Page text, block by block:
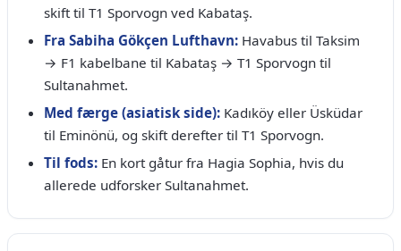
skift til T1 Sporvogn ved Kabataş.
Fra Sabiha Gökçen Lufthavn: Havabus til Taksim
→ F1 kabelbane til Kabataş → T1 Sporvogn til
Sultanahmet.
Med færge (asiatisk side): Kadıköy eller Üsküdar
til Eminönü, og skift derefter til T1 Sporvogn.
Til fods: En kort gåtur fra Hagia Sophia, hvis du
allerede udforsker Sultanahmet.